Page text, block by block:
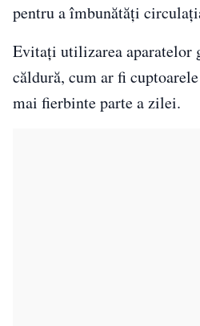
pentru a îmbunătăți
Evitați utilizarea aparatelor
căldură, cum ar fi
mai fierbinte parte a zilei.